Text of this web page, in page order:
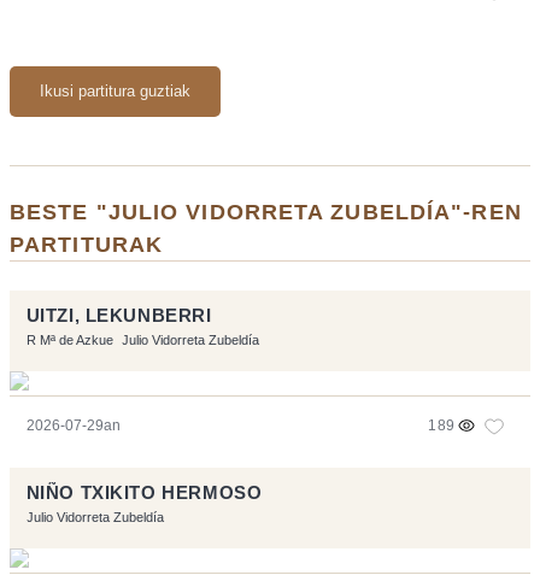
Ikusi partitura guztiak
BESTE "JULIO VIDORRETA ZUBELDÍA"-REN
PARTITURAK
UITZI, LEKUNBERRI
R Mª de Azkue Julio Vidorreta Zubeldía
2026-07-29an 189
NIÑO TXIKITO HERMOSO
Julio Vidorreta Zubeldía